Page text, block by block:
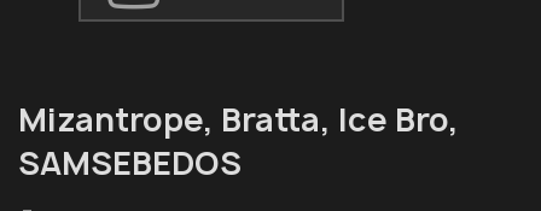
Mizantrope, Bratta, Ice Bro,
SAMSEBEDOS